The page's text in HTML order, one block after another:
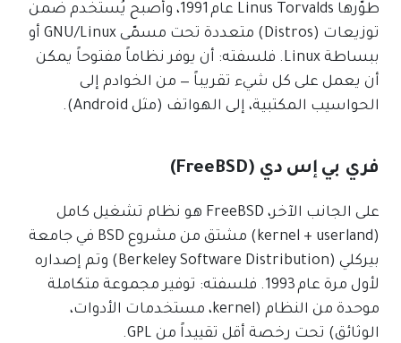
طوّرها Linus Torvalds عام 1991، وأصبح يُستخدم ضمن
توزيعات (Distros) متعددة تحت مسمّى GNU/Linux أو
ببساطة Linux. فلسفته: أن يوفر نظاماً مفتوحاً يمكن
أن يعمل على كل شيء تقريباً — من الخوادم إلى
الحواسيب المكتبية، إلى الهواتف (مثل Android).
فري بي إس دي (FreeBSD)
على الجانب الآخر، FreeBSD هو نظام تشغيل كامل
(kernel + userland) مشتق من مشروع BSD في جامعة
بيركلي (Berkeley Software Distribution) وتم إصداره
لأول مرة عام 1993. فلسفته: توفير مجموعة متكاملة
موحدة من النظام (kernel، مستخدمات الأدوات،
الوثائق) تحت رخصة أقل تقييداً من GPL.